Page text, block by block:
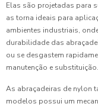
Elas são projetadas para
as torna ideais para
ambientes industriais,
durabilidade das
ou se desgastem
manutenção e substituição.
As abraçadeiras de nylon
modelos possui um